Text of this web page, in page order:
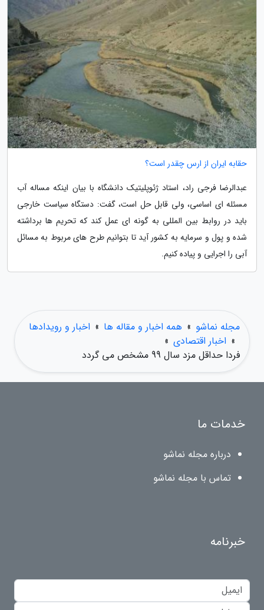
حقابه ایران از ارس چقدر است؟
عبدالرضا فرجی راد، استاد ژئوپلیتیک دانشگاه با بیان اینکه مساله آب
مسئله ای اساسی، ولی قابل حل است، گفت: دستگاه سیاست خارجی
باید در روابط بین المللی به گونه ای عمل کند که تحریم ها برداشته
شده و پول و سرمایه به کشور آید تا بتوانیم طرح های مربوط به مسائل
آبی را اجرایی و پیاده کنیم.
مجله نماشو » همه اخبار و مقاله ها » اخبار و رویدادها
» اخبار اقتصادی »
فردا حداقل مزد سال 99 مشخص می گردد
خدمات ما
درباره مجله نماشو
تماس با مجله نماشو
خبرنامه